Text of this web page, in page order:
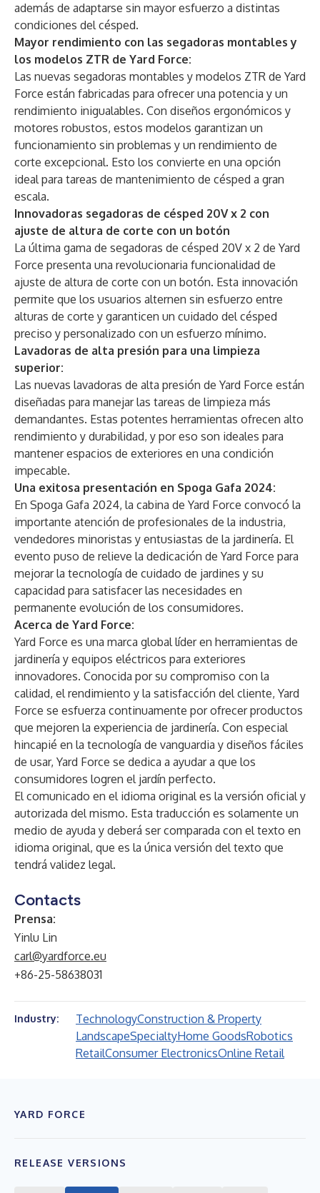
además de adaptarse sin mayor esfuerzo a distintas
condiciones del césped.
Mayor rendimiento con las segadoras montables y
los modelos ZTR de Yard Force:
Las nuevas segadoras montables y modelos ZTR de Yard
Force están fabricadas para ofrecer una potencia y un
rendimiento inigualables. Con diseños ergonómicos y
motores robustos, estos modelos garantizan un
funcionamiento sin problemas y un rendimiento de
corte excepcional. Esto los convierte en una opción
ideal para tareas de mantenimiento de césped a gran
escala.
Innovadoras segadoras de césped 20V x 2 con
ajuste de altura de corte con un botón
La última gama de segadoras de césped 20V x 2 de Yard
Force presenta una revolucionaria funcionalidad de
ajuste de altura de corte con un botón. Esta innovación
permite que los usuarios alternen sin esfuerzo entre
alturas de corte y garanticen un cuidado del césped
preciso y personalizado con un esfuerzo mínimo.
Lavadoras de alta presión para una limpieza
superior:
Las nuevas lavadoras de alta presión de Yard Force están
diseñadas para manejar las tareas de limpieza más
demandantes. Estas potentes herramientas ofrecen alto
rendimiento y durabilidad, y por eso son ideales para
mantener espacios de exteriores en una condición
impecable.
Una exitosa presentación en Spoga Gafa 2024:
En Spoga Gafa 2024, la cabina de Yard Force convocó la
importante atención de profesionales de la industria,
vendedores minoristas y entusiastas de la jardinería. El
evento puso de relieve la dedicación de Yard Force para
mejorar la tecnología de cuidado de jardines y su
capacidad para satisfacer las necesidades en
permanente evolución de los consumidores.
Acerca de Yard Force:
Yard Force es una marca global líder en herramientas de
jardinería y equipos eléctricos para exteriores
innovadores. Conocida por su compromiso con la
calidad, el rendimiento y la satisfacción del cliente, Yard
Force se esfuerza continuamente por ofrecer productos
que mejoren la experiencia de jardinería. Con especial
hincapié en la tecnología de vanguardia y diseños fáciles
de usar, Yard Force se dedica a ayudar a que los
consumidores logren el jardín perfecto.
El comunicado en el idioma original es la versión oficial y
autorizada del mismo. Esta traducción es solamente un
medio de ayuda y deberá ser comparada con el texto en
idioma original, que es la única versión del texto que
tendrá validez legal.
Contacts
Prensa:
Yinlu Lin
carl@yardforce.eu
+86-25-58638031
Industry: TechnologyConstruction & Property
LandscapeSpecialtyHome GoodsRobotics
RetailConsumer ElectronicsOnline Retail
YARD FORCE
RELEASE VERSIONS